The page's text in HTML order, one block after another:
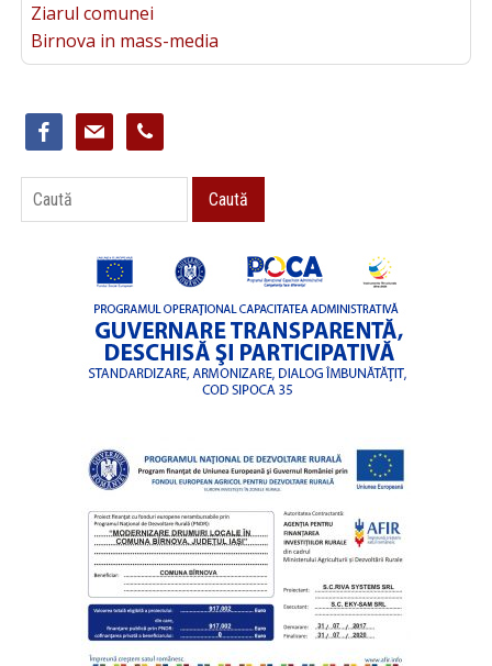
Ziarul comunei
Birnova in mass-media
facebookmail phone
Caută Caută